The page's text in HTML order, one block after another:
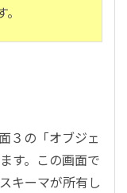
３の「オブジェ
す。この画面で
キーマが所有し